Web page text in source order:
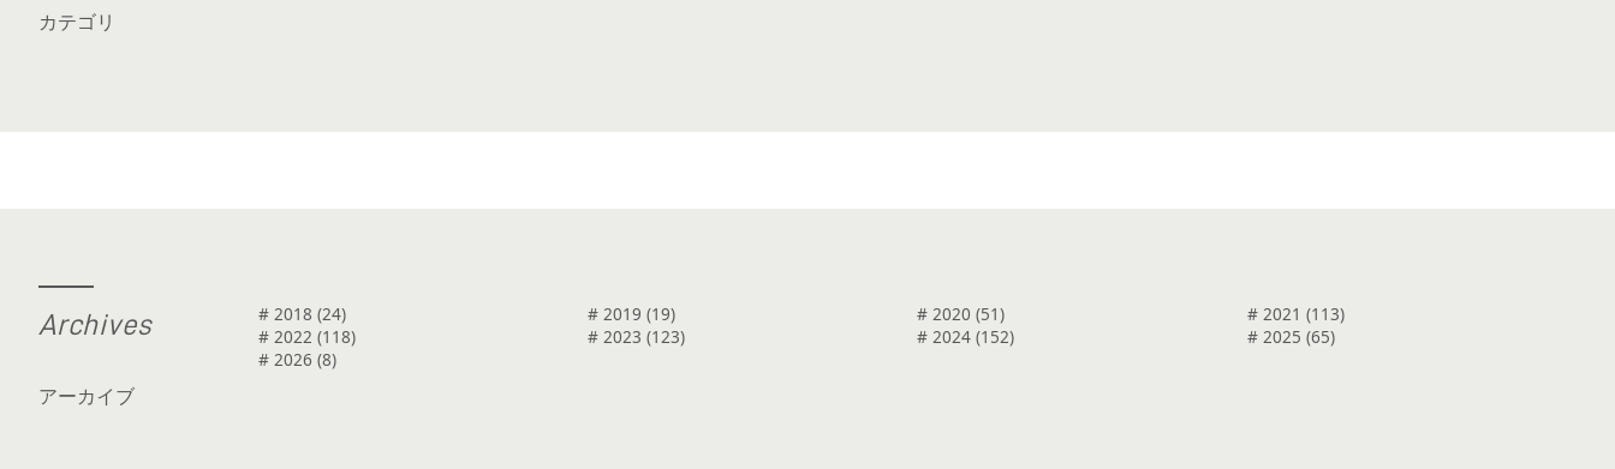
カテゴリ
Archives
アーカイブ
# 2018 (24) # 2019 (19) # 2020 (51)
# 2021 (113)
# 2022 (118)
# 2023 (123) # 2024 (152)
# 2025 (65)
# 2026 (8)